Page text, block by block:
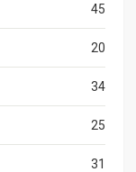
45
20
34
25
31